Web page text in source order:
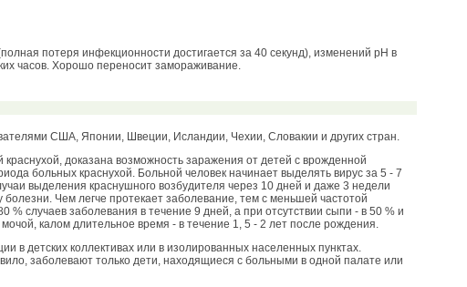
потеря инфекционности достигается за 40 секунд), изменений pH в
часов. Хорошо переносит замораживание.
США, Японии, Швеции, Исландии, Чехии, Словакии и других стран.
доказана возможность заражения от детей с врожденной
больных краснухой. Больной человек начинает выделять вирус за 5 - 7
выделения краснушного возбудителя через 10 дней и даже 3 недели
Чем легче протекает заболевание, тем с меньшей частотой
случаев заболевания в течение 9 дней, а при отсутствии сыпи - в 50 % и
калом длительное время - в течение 1, 5 - 2 лет после рождения.
в детских коллективах или в изолированных населенных пунктах.
заболевают только дети, находящиеся с больными в одной палате или